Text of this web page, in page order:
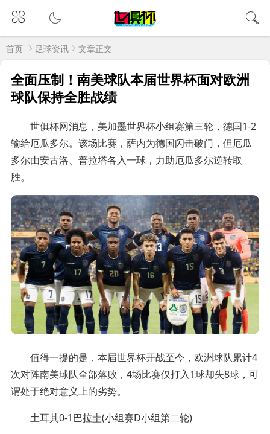
首页 足球资讯 文章正文
全面压制！南美球队本届世界杯面对欧洲
球队保持全胜战绩
世俱杯网消息，美加墨世界杯小组赛第三轮，德国1-2
输给厄瓜多尔。该场比赛，萨内为德国闪击破门，但厄瓜
多尔由安古洛、普拉塔各入一球，力助厄瓜多尔逆转取
胜。
值得一提的是，本届世界杯开战至今，欧洲球队累计4
次对阵南美球队全部落败，4场比赛仅打入1球却失8球，可
谓处于绝对意义上的劣势。
土耳其0-1巴拉圭(小组赛D小组第二轮)